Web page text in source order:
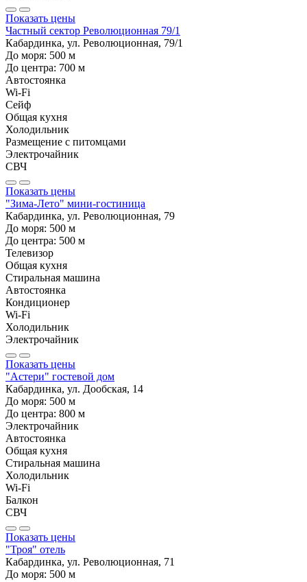
Показать цены
Частный сектор Революционная 79/1
Кабардинка, ул. Революционная, 79/1
До моря: 500 м
До центра: 700 м
Автостоянка
Wi-Fi
Сейф
Общая кухня
Холодильник
Размещение с питомцами
Электрочайник
СВЧ
Показать цены
"Зима-Лето" мини-гостиница
Кабардинка, ул. Революционная, 79
До моря: 500 м
До центра: 500 м
Телевизор
Общая кухня
Стиральная машина
Автостоянка
Кондиционер
Wi-Fi
Холодильник
Электрочайник
Показать цены
"Астери" гостевой дом
Кабардинка, ул. Дообская, 14
До моря: 500 м
До центра: 800 м
Электрочайник
Автостоянка
Общая кухня
Стиральная машина
Холодильник
Wi-Fi
Балкон
СВЧ
Показать цены
"Троя" отель
Кабардинка, ул. Революционная, 71
До моря: 500 м